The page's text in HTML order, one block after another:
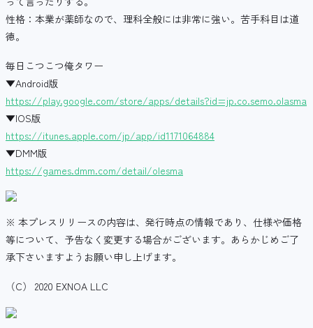
性格：本業が薬師なので、理科全般には非常に強い。苦手科目は道
徳。
毎日こつこつ俺タワー
▼Android版
https://play.google.com/store/apps/details?id=jp.co.semo.olasma
▼IOS版
https://itunes.apple.com/jp/app/id1171064884
▼DMM版
https://games.dmm.com/detail/olesma
※ 本プレスリリースの内容は、発行時点の情報であり、仕様や価格
等について、予告なく変更する場合がございます。あらかじめご了
承下さいますようお願い申し上げます。
（C） 2020 EXNOA LLC